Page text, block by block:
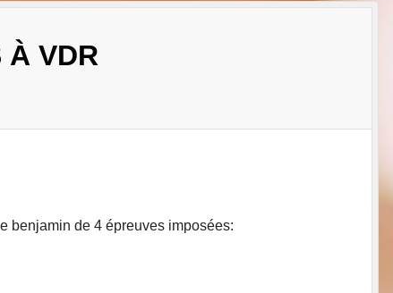
À VDR
benjamin de 4 épreuves imposées: